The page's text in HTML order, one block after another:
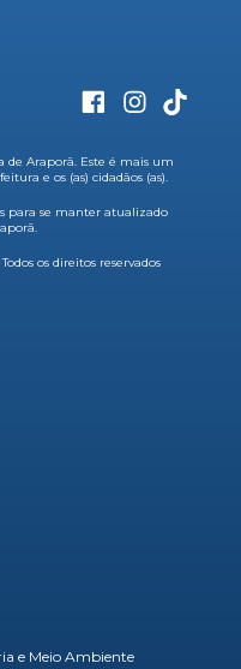
de Araporã. Este é mais um
e os (as) cidadãos (as).
para se manter atualizado
os direitos reservados
e Meio Ambiente